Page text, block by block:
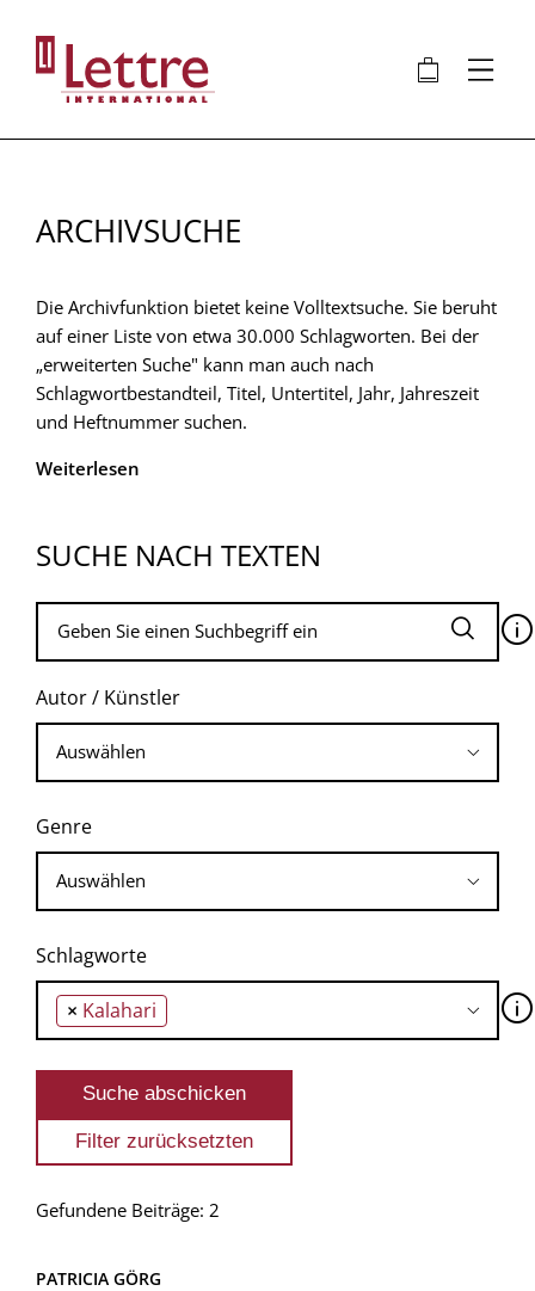
Inhalt
🛍 ⋮
ARCHIVSUCHE
Die Archivfunktion bietet keine Volltextsuche. Sie beruht
auf einer Liste von etwa 30.000 Schlagworten. Bei der
„erweiterten Suche" kann man auch nach
Schlagwortbestandteil, Titel, Untertitel, Jahr, Jahreszeit
und Heftnummer suchen.
Weiterlesen
SUCHE NACH TEXTEN
🛈
Autor / Künstler
Genre
Schlagworte
× Kalahari 🛈
Gefundene Beiträge: 2
PATRICIA GÖRG